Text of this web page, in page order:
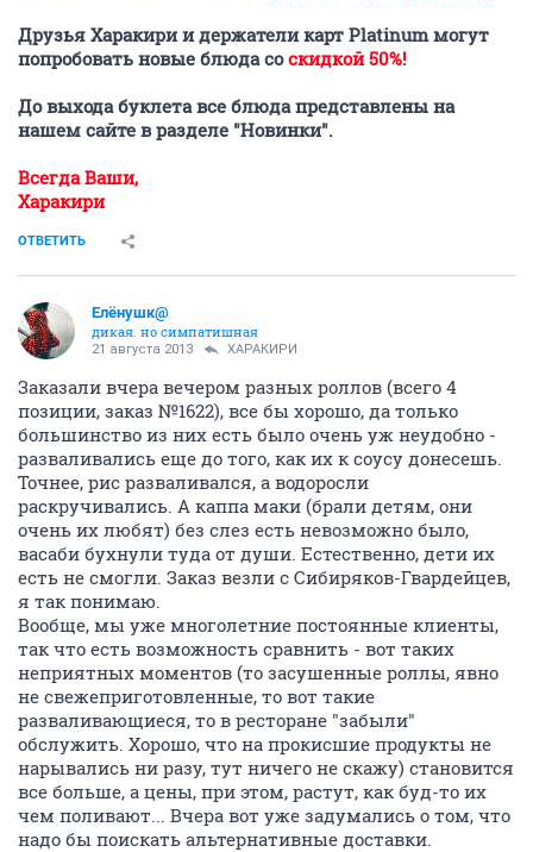
Друзья Харакири и держатели карт Platinum могут
попробовать новые блюда соскидкой 50%!
До выхода буклета все блюда представлены на
нашем сайте в разделе "Новинки".
Всегда Ваши,
Харакири
ОТВЕТИТЬ
Елёнушк@
дикая. но симпатишная
21 августа 2013 ХАРАКИРИ
Заказали вчера вечером разных роллов (всего 4
позиции, заказ №1622), все бы хорошо, да только
большинство из них есть было очень уж неудобно -
разваливались еще до того, как их к соусу донесешь.
Точнее, рис разваливался, а водоросли
раскручивались. А каппа маки (брали детям, они
очень их любят) без слез есть невозможно было,
васаби бухнули туда от души. Естественно, дети их
есть не смогли. Заказ везли с Сибиряков-Гвардейцев,
я так понимаю.
Вообще, мы уже многолетние постоянные клиенты,
так что есть возможность сравнить - вот таких
неприятных моментов (то засушенные роллы, явно
не свежеприготовленные, то вот такие
разваливающиеся, то в ресторане "забыли"
обслужить. Хорошо, что на прокисшие продукты не
нарывались ни разу, тут ничего не скажу) становится
все больше, а цены, при этом, растут, как буд-то их
чем поливают... Вчера вот уже задумались о том, что
надо бы поискать альтернативные доставки.